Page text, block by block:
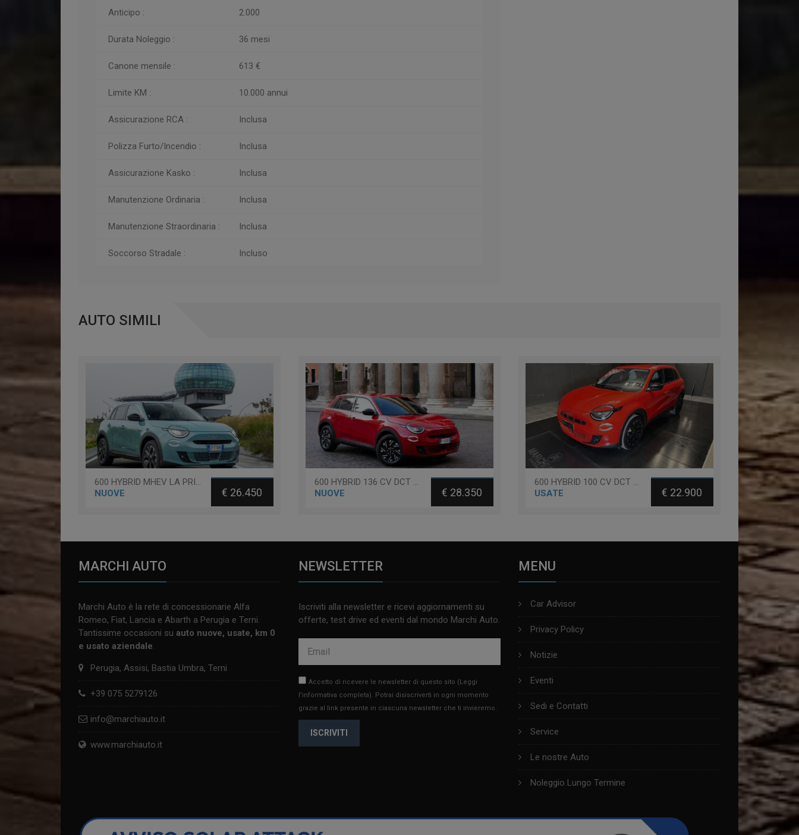
Anticipo : 2.000
Durata Noleggio : 36 mesi
Canone mensile : 613 €
Limite KM : 10.000 annui
Assicurazione RCA : Inclusa
Polizza Furto/Incendio : Inclusa
Assicurazione Kasko : Inclusa
Manutenzione Ordinaria : Inclusa
Manutenzione Straordinaria : Inclusa
Soccorso Stradale : Incluso
AUTO SIMILI
600 HYBRID MHEV LA PRIMA
NUOVE
€ 26.450
600 HYBRID 136 CV DCT MHEV LA PRIMA
NUOVE
€ 28.350
600 HYBRID 100 CV DCT MHEV LA PRIMA
USATE
€ 22.900
MARCHI AUTO
Marchi Auto è la rete di concessionarie Alfa
Romeo, Fiat, Lancia e Abarth a Perugia e Terni.
Tantissime occasioni su auto nuove, usate, km 0
e usato aziendale.
Perugia, Assisi, Bastia Umbra, Terni
+39 075 5279126
info@marchiauto.it
www.marchiauto.it
NEWSLETTER
Iscriviti alla newsletter e ricevi aggiornamenti su
offerte, test drive ed eventi dal mondo Marchi Auto.
Accetto di ricevere le newsletter di questo sito (Leggi
l'informativa completa). Potrai disiscriverti in ogni momento
grazie al link presente in ciascuna newsletter che ti invieremo.
ISCRIVITI
MENU
Car Advisor
Privacy Policy
Notizie
Eventi
Sedi e Contatti
Service
Le nostre Auto
Noleggio Lungo Termine